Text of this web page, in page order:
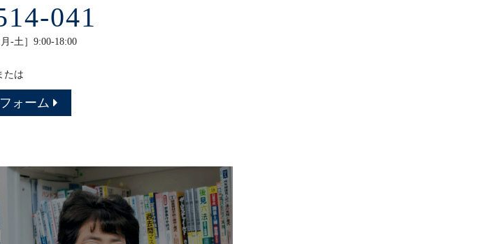
041
-土］9:00-18:00
たは
ォーム